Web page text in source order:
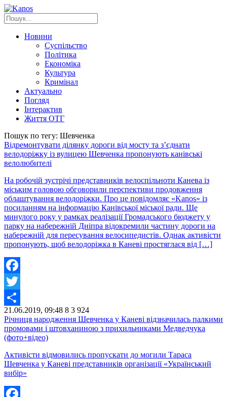
Новини
Суспільство
Політика
Економіка
Культура
Кримінал
Актуально
Погляд
Інтерактив
Життя ОТГ
Пошук по тегу: Шевченка
Відремонтувати ділянку дороги від мосту та з’єднати
велодоріжку із вулицею Шевченка пропонують канівські
велолюбителі
На робочій зустрічі представників велоспільноти Канева із
міським головою обговорили перспективи продовження
облаштування велодоріжки. Про це повідомляє «Kanos» із
посиланням на інформацію Канівської міської ради. Ще
минулого року у рамках реалізації Громадського бюджету у
парку на набережній Дніпра відокремили частину дороги на
набережній для пересування велосипедистів. Однак активісти
пропонують, щоб велодоріжка в Каневі простяглася від […]
Facebook
Twitter
Share
21.06.2019, 09:48 8 3 924
Річниця народження Шевченка у Каневі відзначилась палкими
промовами і штовханиною з прихильниками Медведчука
(фото+відео)
Активісти відмовились пропускати до могили Тараса
Шевченка у Каневі представників організації «Український
вибір»